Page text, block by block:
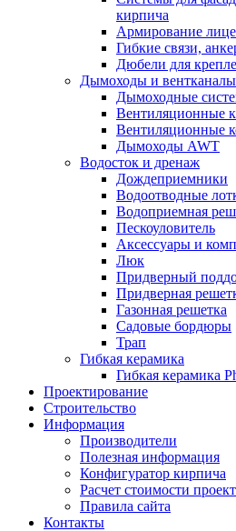
кирпича
Армирование
Гибкие связи,
Дюбели для
Дымоходы и вентканалы
Дымоходные
Вентиляционные
Вентиляционные
Дымоходы AWT
Водосток и дренаж
Дождеприемники
Водоотводные
Водоприемная
Пескоуловитель
Аксессуары и
Люк
Придверный
Придверная
Газонная решетка
Садовые бордюры
Трап
Гибкая керамика
Гибкая керамика
Проектирование
Строительство
Информация
Производители
Полезная информация
Конфигуратор кирпича
Расчет стоимости
Правила сайта
Контакты